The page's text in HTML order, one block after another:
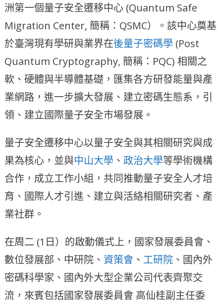
洲第一個量子安全遷移中心 (Quantum Safe
Migration Center, 簡稱：QSMC）。該中心奠基
於臺灣現有學研與業界在後量子密碼學 (Post
Quantum Cryptography, 簡稱：PQC) 相關之
軟、硬體與半導體基礎，匯集各方研發能量與產
業網路，進一步擴大發展、建立密碼生態系，引
領、建立國際量子安全市場發展。
量子安全遷移中心以量子安全與其相關研究與成
果為核心，並與中山大學 、 政治大學等學術機構
合作，成立工作小組，共同推動量子安全人才培
育、國際人才引進、建立與活絡相關研究者、產
業社群。
在周二 (1日）的啟動儀式上，國家發展委員會、
數位發展部、中研院、 資策會、 工研院、國內外
密碼科學家、國內外大型企業公司代表齊聚交
流，來賓包括國家發展委員會 高仙桂副主任委